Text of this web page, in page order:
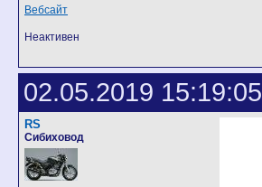
Вебсайт
Неактивен
02.05.2019 15:19:05
RS
Сибиховод